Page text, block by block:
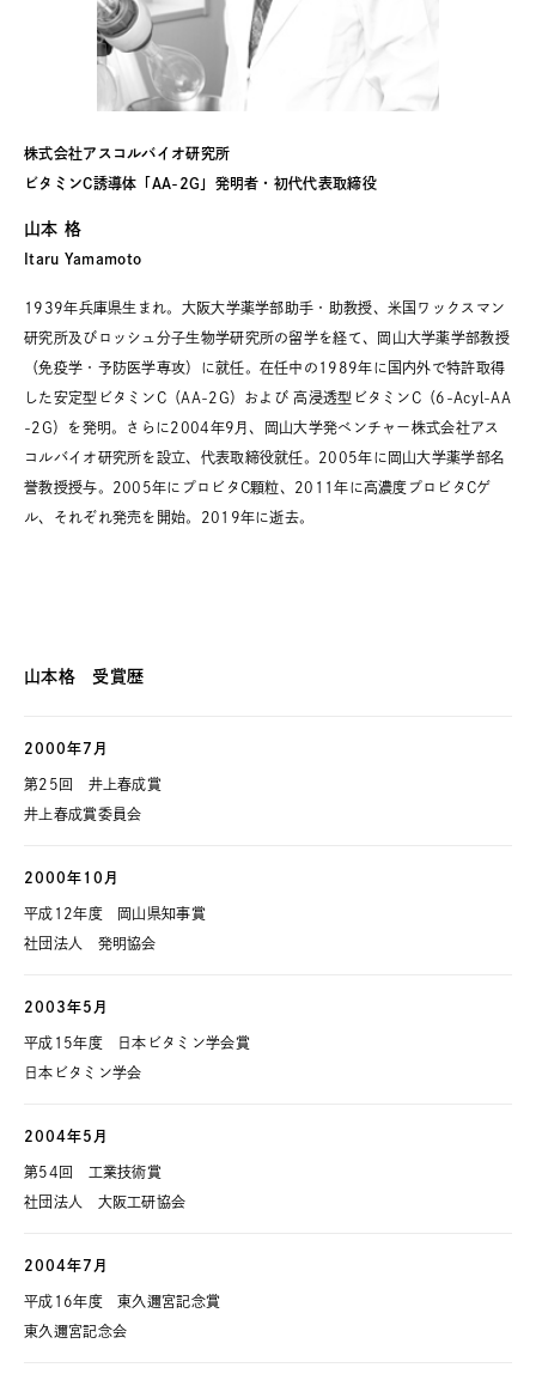
株式会社アスコルバイオ研究所
ビタミンC誘導体「AA-2G」発明者・初代代表取締役
山本 格
Itaru Yamamoto
1939年兵庫県生まれ。大阪大学薬学部助手・助教授、米国ワックスマン
研究所及びロッシュ分子生物学研究所の留学を経て、岡山大学薬学部教授
（免疫学・予防医学専攻）に就任。在任中の1989年に国内外で特許取得
した安定型ビタミンC（AA-2G）および 高浸透型ビタミンC（6-Acyl-AA
-2G）を発明。さらに2004年9月、岡山大学発ベンチャー株式会社アス
コルバイオ研究所を設立、代表取締役就任。2005年に岡山大学薬学部名
誉教授授与。2005年にプロビタC顆粒、2011年に高濃度プロビタCゲ
ル、それぞれ発売を開始。2019年に逝去。
山本格 受賞歴
2000年7月
第25回 井上春成賞
井上春成賞委員会
2000年10月
平成12年度 岡山県知事賞
社団法人 発明協会
2003年5月
平成15年度 日本ビタミン学会賞
日本ビタミン学会
2004年5月
第54回 工業技術賞
社団法人 大阪工研協会
2004年7月
平成16年度 東久邇宮記念賞
東久邇宮記念会